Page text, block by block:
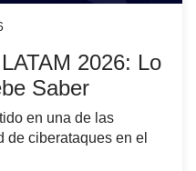
2026: Lo
Saber
en una de las
de ciberataques en el